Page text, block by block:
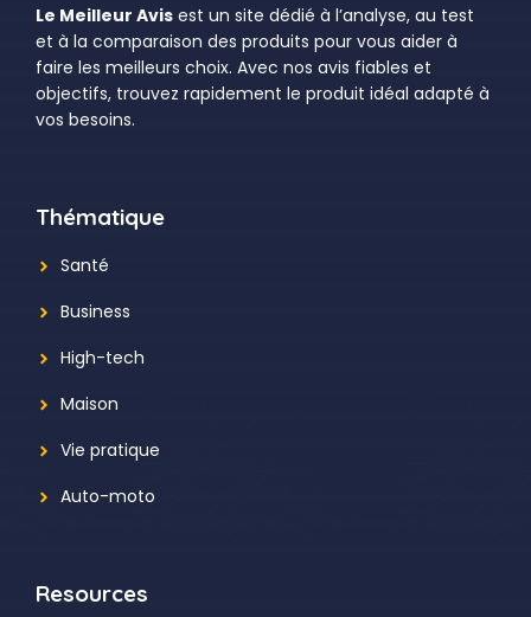
Le Meilleur Avis est un site dédié à l’analyse, au test
et à la comparaison des produits pour vous aider à
faire les meilleurs choix. Avec nos avis fiables et
objectifs, trouvez rapidement le produit idéal adapté à
vos besoins.
Thématique
Santé
Business
High-tech
Maison
Vie pratique
Auto-moto
Resources